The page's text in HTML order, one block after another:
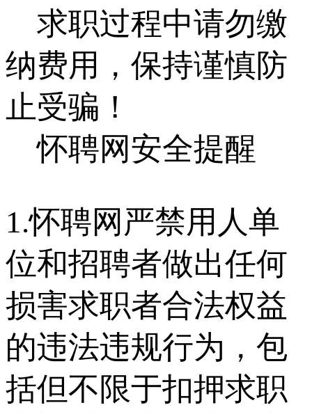
求职过程中请勿缴
纳费用，保持谨慎防
止受骗！
怀聘网安全提醒
1.怀聘网严禁用人单
位和招聘者做出任何
损害求职者合法权益
的违法违规行为，包
括但不限于扣押求职